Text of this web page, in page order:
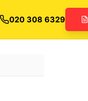
020 308 6329